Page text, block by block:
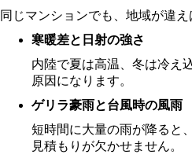
同じマンションでも、地域が違
寒暖差と日射の強さ
内陸で夏は高温、冬は冷え
原因になります。
ゲリラ豪雨と台風時の風雨
短時間に大量の雨が降ると
見積もりが欠かせません。